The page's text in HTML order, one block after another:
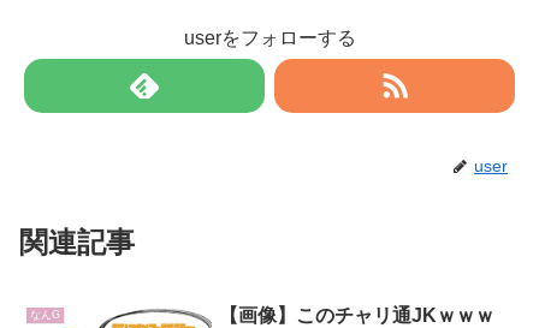
userをフォローする
user
関連記事
なんG
【画像】このチャリ通JKｗｗｗ